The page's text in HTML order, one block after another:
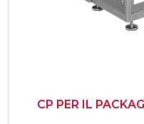
CP PER IL